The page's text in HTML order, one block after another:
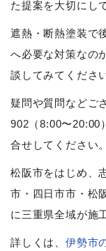
た提案を大切にし
遮熱・断熱塗装で
へ必要な対策なの
談してみてくださ
疑問や質問などご
902（8:00〜20:00
合せしてください。
松阪市をはじめ、
市・四日市市・松
に三重県全域が施
詳しくは、 伊勢市